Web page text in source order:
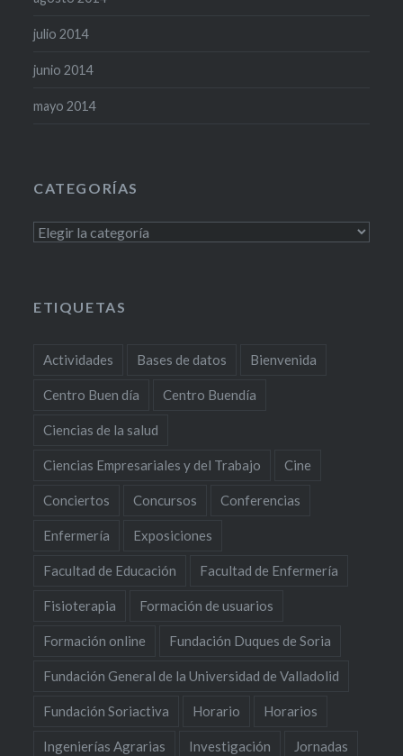
julio 2014
junio 2014
mayo 2014
CATEGORÍAS
Categorías
ETIQUETAS
Actividades Bases de datos Bienvenida
Centro Buen día Centro Buendía
Ciencias de la salud
Ciencias Empresariales y del Trabajo Cine
Conciertos Concursos Conferencias
Enfermería Exposiciones
Facultad de Educación Facultad de Enfermería
Fisioterapia Formación de usuarios
Formación online Fundación Duques de Soria
Fundación General de la Universidad de Valladolid
Fundación Soriactiva Horario Horarios
Ingenierías Agrarias Investigación Jornadas